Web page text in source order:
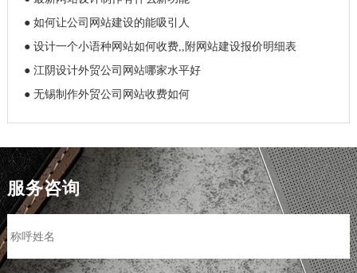
● 如何让公司网站建设的能吸引人
● 设计一个小语种网站如何收费,,附网站建设报价明细表
● 江阴设计外贸公司网站哪家水平好
● 无锡制作外贸公司网站收费如何
服务咨询